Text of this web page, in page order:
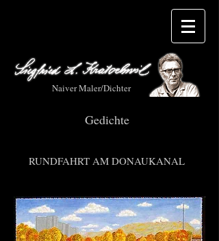
Naiver Maler/Dichter
Gedichte
RUNDFAHRT AM DONAUKANAL